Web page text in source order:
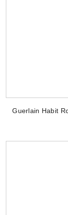
Guerlain Habit